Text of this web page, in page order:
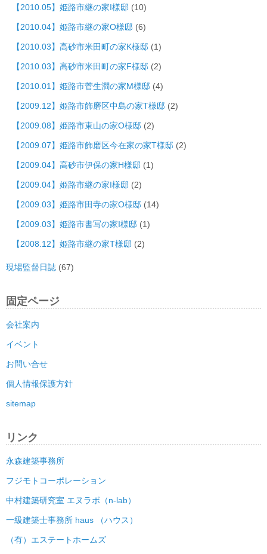
【2010.05】姫路市継の家I様邸 (10)
【2010.04】姫路市継の家O様邸 (6)
【2010.03】高砂市米田町の家K様邸 (1)
【2010.03】高砂市米田町の家F様邸 (2)
【2010.01】姫路市菅生澗の家M様邸 (4)
【2009.12】姫路市飾磨区中島の家T様邸 (2)
【2009.08】姫路市東山の家O様邸 (2)
【2009.07】姫路市飾磨区今在家の家T様邸 (2)
【2009.04】高砂市伊保の家H様邸 (1)
【2009.04】姫路市継の家I様邸 (2)
【2009.03】姫路市田寺の家O様邸 (14)
【2009.03】姫路市書写の家I様邸 (1)
【2008.12】姫路市継の家T様邸 (2)
現場監督日誌 (67)
固定ページ
会社案内
イベント
お問い合せ
個人情報保護方針
sitemap
リンク
永森建築事務所
フジモトコーポレーション
中村建築研究室 エヌラボ（n-lab）
一級建築士事務所 haus （ハウス）
（有）エステートホームズ